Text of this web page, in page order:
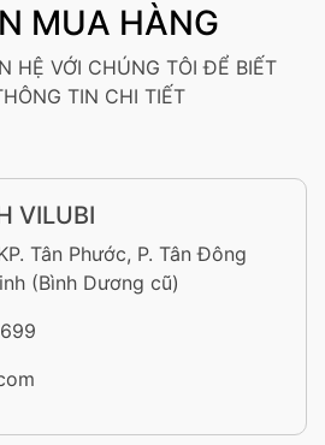
MUA HÀNG
HỆ VỚI CHÚNG TÔI ĐỂ BIẾT
TIN CHI TIẾT
VILUBI
Tân Phước, P. Tân Đông
(Bình Dương cũ)